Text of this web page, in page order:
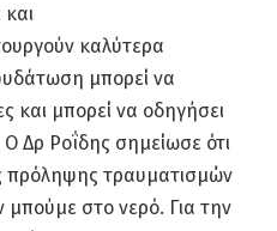
καλύτερα
μπορεί να
και μπορεί να οδηγήσει
Δρ Ροΐδης σημείωσε ότι
πρόληψης τραυματισμών
μπούμε στο νερό. Για την